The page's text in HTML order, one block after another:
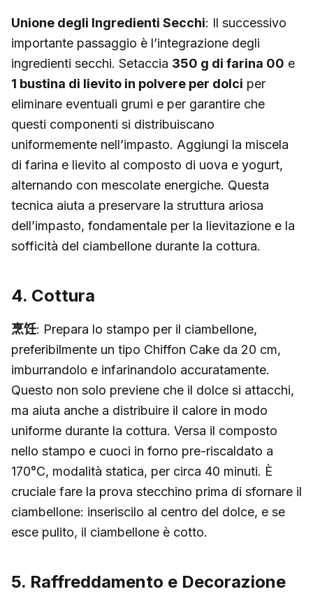
Unione degli Ingredienti Secchi: Il successivo
importante passaggio è l’integrazione degli
ingredienti secchi. Setaccia 350 g di farina 00 e
1 bustina di lievito in polvere per dolci per
eliminare eventuali grumi e per garantire che
questi componenti si distribuiscano
uniformemente nell’impasto. Aggiungi la miscela
di farina e lievito al composto di uova e yogurt,
alternando con mescolate energiche. Questa
tecnica aiuta a preservare la struttura ariosa
dell’impasto, fondamentale per la lievitazione e la
sofficità del ciambellone durante la cottura.
4. Cottura
烹饪: Prepara lo stampo per il ciambellone,
preferibilmente un tipo Chiffon Cake da 20 cm,
imburrandolo e infarinandolo accuratamente.
Questo non solo previene che il dolce si attacchi,
ma aiuta anche a distribuire il calore in modo
uniforme durante la cottura. Versa il composto
nello stampo e cuoci in forno pre-riscaldato a
170°C, modalità statica, per circa 40 minuti. È
cruciale fare la prova stecchino prima di sfornare il
ciambellone: inseriscilo al centro del dolce, e se
esce pulito, il ciambellone è cotto.
5. Raffreddamento e Decorazione